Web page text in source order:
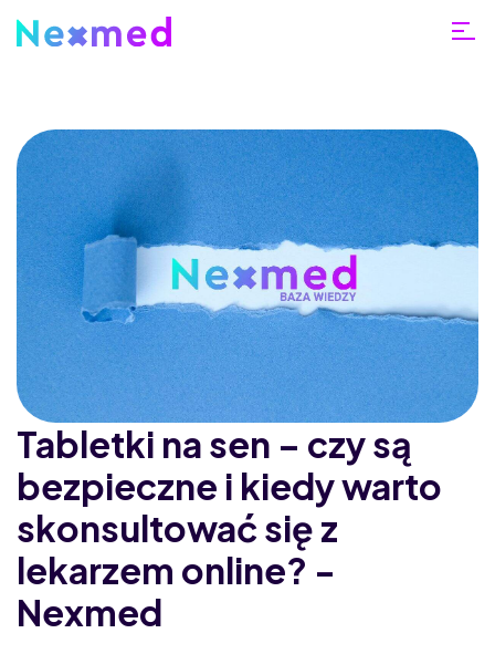
Tabletki na sen – czy są
bezpieczne i kiedy warto
skonsultować się z
lekarzem online? -
Nexmed